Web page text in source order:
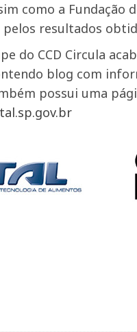
como a
resultados
do CCD Circula
blog com
possui uma